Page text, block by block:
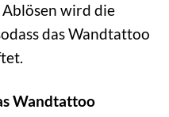
wird die
das Wandtattoo
Wandtattoo